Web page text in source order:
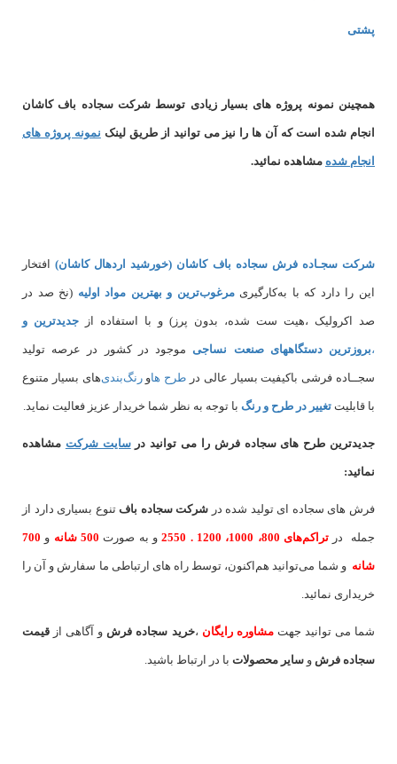
پشتی
همچینن نمونه پروژه های بسیار زیادی توسط شرکت سجاده باف کاشان
انجام شده است که آن ها را نیز می توانید از طریق لینک نمونه پروژه های
انجام شده مشاهده نمائید.
شرکت سجـاده فرش سجاده باف کاشان (خورشید اردهال کاشان) افتخار
این را دارد که با به‌کارگیریمرغوب‌ترین و بهترین مواد اولیه (نخ صد در
صد اکرولیک ،هیت ست شده، بدون پرز) و با استفاده از جدیدترین و
بروزترین دستگاههای صنعت نساجی، موجود در کشور در عرصه تولید
سجــاده فرشی باکیفیت بسیار عالی در طرح هاو
رنگ‌بندی‌ های بسیار متنوع
با قابلیت تغییر در طرح و رنگ با توجه به نظر شما خریدار عزیز فعالیت نماید.
جدیدترین طرح های سجاده فرش را می توانید درسایت شرکت مشاهده
نمائید:
فرش های سجاده ای تولید شده در شرکت سجاده بافتنوع بسیاری دارد از
جمله در تراکم‌های 800، 1000، 1200 . 2550 و به صورت 500 شانه و 700
شانه و شما می‌توانید هم‌اکنون، توسط راه های ارتباطی ما سفارش و آن را
خریداری نمائید.
شما می توانید جهت مشاوره رایگان ،خرید سجاده فرش و آگاهی از قیمت
سجاده فرش و سایر محصولات با در ارتباط باشید.